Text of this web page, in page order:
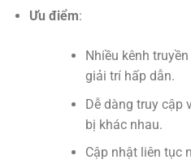
Ưu điểm:
Nhiều kênh
giải trí hấp dẫn.
Dễ dàng truy cập
bị khác nhau.
Cập nhật liên tục